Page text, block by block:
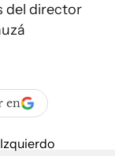
del director
en